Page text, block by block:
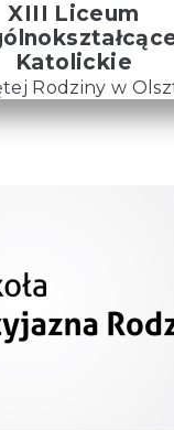
XIII Liceum
Katolickie
Rodziny w